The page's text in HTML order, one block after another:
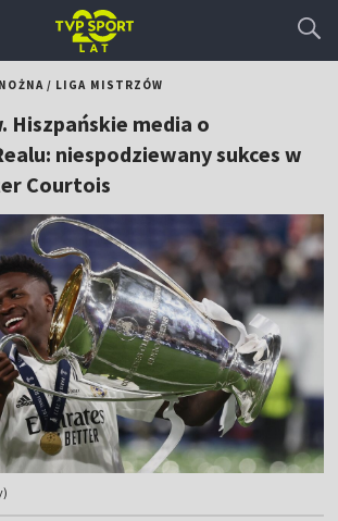
/ LIGA MISTRZÓW
Hiszpańskie media o
niespodziewany sukces w
Courtois